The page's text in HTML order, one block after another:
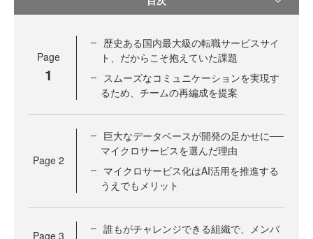
Page
1
歴史ある国内最大級の転職サービスサイ
ト、だからこそ抱えていた課題
スムーズなコミュニケーションを実現す
るため、チームの再編成を提案
Page 2
巨大なデータベースが開発の足かせに──
マイクロサービスを選んだ理由
マイクロサービス化はAI活用を推進する
うえでもメリット
Page 3
誰もがチャレンジできる組織で、メンバ